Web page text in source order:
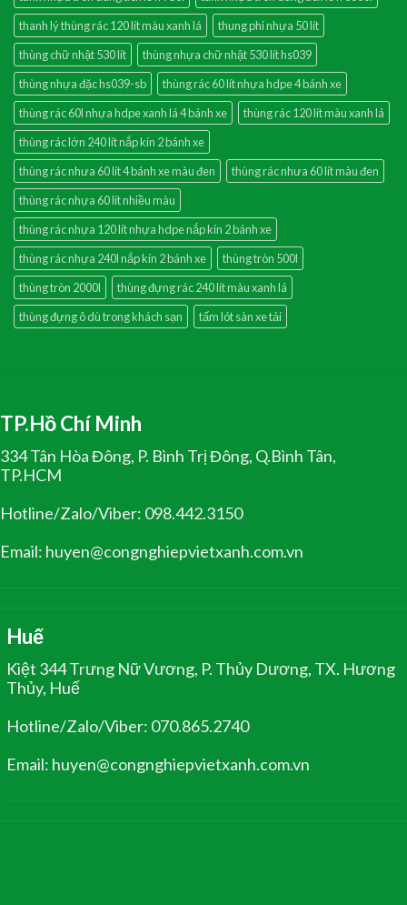
thanh lý thùng rác 120 lít màu xanh lá
thung phi nhựa 50 lít
thùng chữ nhật 530 lít
thùng nhựa chữ nhật 530 lít hs039
thùng nhựa đặc hs039-sb
thùng rác 60 lít nhựa hdpe 4 bánh xe
thùng rác 60l nhựa hdpe xanh lá 4 bánh xe
thùng rác 120 lít màu xanh lá
thùng rác lớn 240 lít nắp kín 2 bánh xe
thùng rác nhưa 60 lít 4 bánh xe màu đen
thùng rác nhưa 60 lít màu đen
thùng rác nhựa 60 lít nhiều màu
thùng rác nhựa 120 lít nhựa hdpe nắp kín 2 bánh xe
thùng rác nhựa 240l nắp kín 2 bánh xe
thùng tròn 500l
thùng tròn 2000l
thùng đựng rác 240 lít màu xanh lá
thùng đựng ô dù trong khách sạn
tấm lót sàn xe tải
TP.Hồ Chí Minh
334 Tân Hòa Đông, P. Bình Trị Đông, Q.Bình Tân,
TP.HCM
Hotline/Zalo/Viber: 098.442.3150
Email: huyen@congnghiepvietxanh.com.vn
Huế
Kiệt 344 Trưng Nữ Vương, P. Thủy Dương, TX. Hương
Thủy, Huế
Hotline/Zalo/Viber: 070.865.2740
Email: huyen@congnghiepvietxanh.com.vn